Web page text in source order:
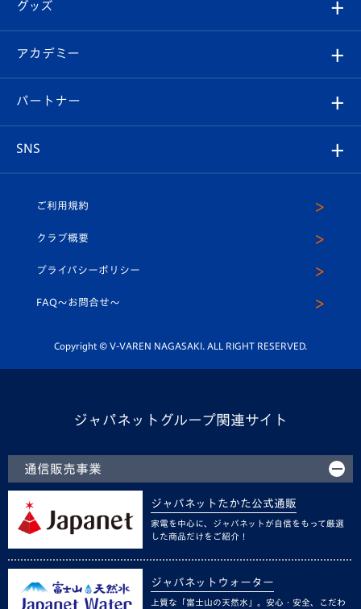
チケット
イベント
メディア
ホームタウン
スタッフプロフィール
マスコット紹介
平和祈念活動
ホームタウン活動
Revive Team
ヴィヴィくんの長崎おもてなしガイド
フォトギャラリー
スタジアムグルメ
V-LOVERS（ファンクラブ）
プレイヤーズスイート
グッズ
オンラインショップ
店舗情報
アカデミー
育成からのお知らせ
U-18
スクール
パートナー
SNS
ヴィヴィくんインスタグラム
公式LINE＠
ご利用規約
クラブ概要
プライバシーポリシー
FAQ〜お問合せ〜
Copyright © V-VAREN NAGASAKI. ALL RIGHT RESERVED.
ジャパネットグループ関連サイト
通信販売事業
ジャパネットたかた公式通販
家電を中心に、ジャパネットが自信をもって厳選
した商品だけをご紹介！
ジャパネットウォーター
上質な「富士山の天然水」。安心・安全、こだわ